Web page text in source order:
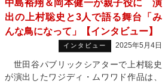
中島裕翔＆岡本健一が親子役に 演
出の上村聡史と3人で語る舞台「み
んな鳥になって」【インタビュー】
インタビュー 2025年5月4日
世田谷パブリックシアターで上村聡史
が演出したワジディ・ムワワド作品は、